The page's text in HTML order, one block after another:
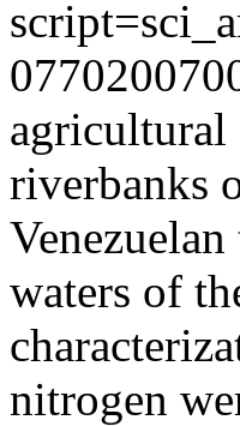
agricultural
riverbanks
waters of
nitrogen